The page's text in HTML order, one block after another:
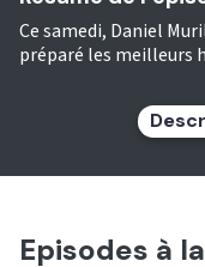
Ce samedi, Daniel
préparé les meilleurs
Episodes à